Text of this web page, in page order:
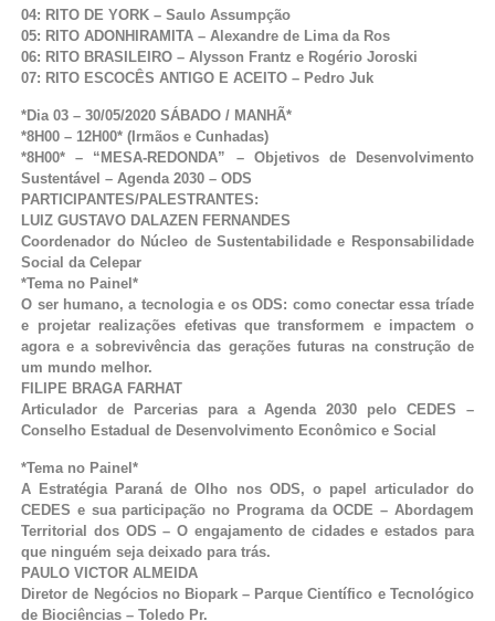
04: RITO DE YORK – Saulo Assumpção
05: RITO ADONHIRAMITA – Alexandre de Lima da Ros
06: RITO BRASILEIRO – Alysson Frantz e Rogério Joroski
07: RITO ESCOCÊS ANTIGO E ACEITO – Pedro Juk
*Dia 03 – 30/05/2020 SÁBADO / MANHÃ*
*8H00 – 12H00* (Irmãos e Cunhadas)
*8H00* – “MESA-REDONDA” – Objetivos de Desenvolvimento
Sustentável – Agenda 2030 – ODS
PARTICIPANTES/PALESTRANTES:
LUIZ GUSTAVO DALAZEN FERNANDES
Coordenador do Núcleo de Sustentabilidade e Responsabilidade
Social da Celepar
*Tema no Painel*
O ser humano, a tecnologia e os ODS: como conectar essa tríade
e projetar realizações efetivas que transformem e impactem o
agora e a sobrevivência das gerações futuras na construção de
um mundo melhor.
FILIPE BRAGA FARHAT
Articulador de Parcerias para a Agenda 2030 pelo CEDES –
Conselho Estadual de Desenvolvimento Econômico e Social
*Tema no Painel*
A Estratégia Paraná de Olho nos ODS, o papel articulador do
CEDES e sua participação no Programa da OCDE – Abordagem
Territorial dos ODS – O engajamento de cidades e estados para
que ninguém seja deixado para trás.
PAULO VICTOR ALMEIDA
Diretor de Negócios no Biopark – Parque Científico e Tecnológico
de Biociências – Toledo Pr.